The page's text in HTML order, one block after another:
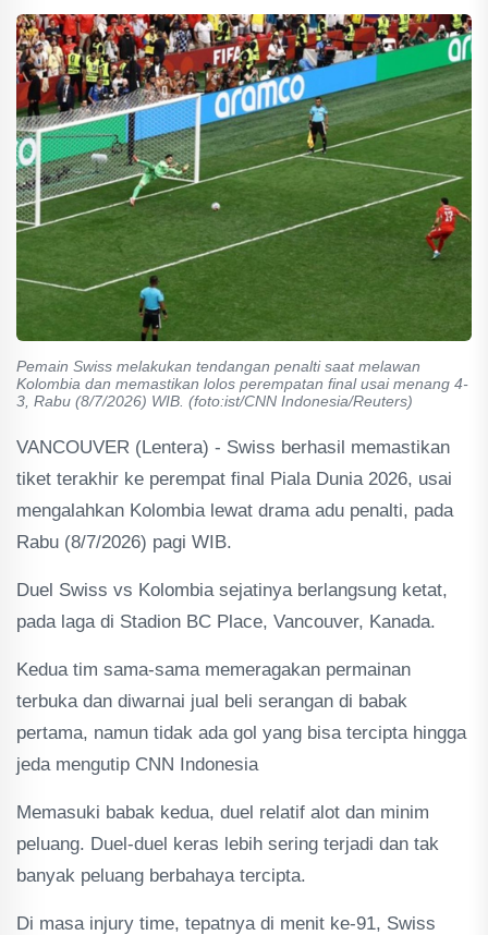
Pemain Swiss melakukan tendangan penalti saat melawan
Kolombia dan memastikan lolos perempatan final usai menang 4-
3, Rabu (8/7/2026) WIB. (foto:ist/CNN Indonesia/Reuters)
VANCOUVER (Lentera) - Swiss berhasil memastikan
tiket terakhir ke perempat final Piala Dunia 2026, usai
mengalahkan Kolombia lewat drama adu penalti, pada
Rabu (8/7/2026) pagi WIB.
Duel Swiss vs Kolombia sejatinya berlangsung ketat,
pada laga di Stadion BC Place, Vancouver, Kanada.
Kedua tim sama-sama memeragakan permainan
terbuka dan diwarnai jual beli serangan di babak
pertama, namun tidak ada gol yang bisa tercipta hingga
jeda mengutip CNN Indonesia
Memasuki babak kedua, duel relatif alot dan minim
peluang. Duel-duel keras lebih sering terjadi dan tak
banyak peluang berbahaya tercipta.
Di masa injury time, tepatnya di menit ke-91, Swiss